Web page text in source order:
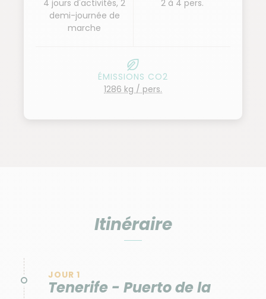
4 jours d'activités, 2
demi-journée de
marche
2 à 4 pers.
ÉMISSIONS CO2
1286 kg / pers.
Itinéraire
JOUR 1
Tenerife - Puerto de la